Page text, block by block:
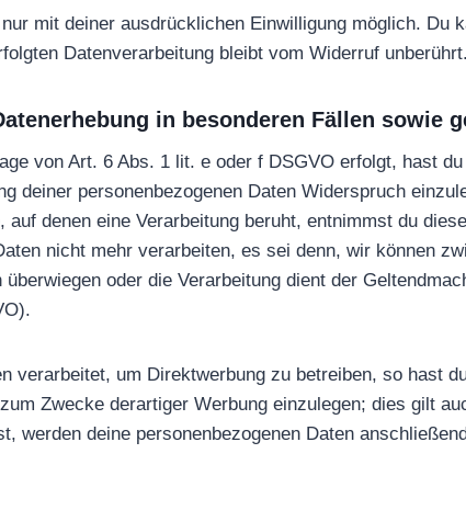
mit deiner ausdrücklichen Einwilligung möglich.
Datenverarbeitung bleibt vom Widerruf unberührt.
in besonderen Fällen sowie
von Art. 6 Abs. 1 lit. e oder f DSGVO erfolgt, hast
deiner personenbezogenen Daten Widerspruch
denen eine Verarbeitung beruht, entnimmst du
nicht mehr verarbeiten, es sei denn, wir können
oder die Verarbeitung dient der
verarbeitet, um Direktwerbung zu betreiben, so hast
Zwecke derartiger Werbung einzulegen; dies gilt
werden deine personenbezogenen Daten